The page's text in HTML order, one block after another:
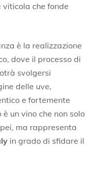
che fonde
è la realizzazione
dove il processo di
svolgersi
delle uve,
e fortemente
un vino che non solo
ma rappresenta
in grado di sfidare il